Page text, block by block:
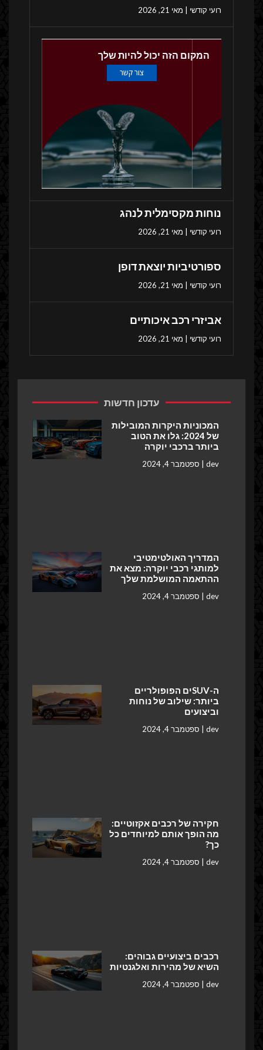
רועי קודשי מאי 21, 2026
המקום הזה יכול להיות שלך
צור קשר
נוחות מקסימלית לנהג
רועי קודשי מאי 21, 2026
ספורטיביות יוצאת דופן
רועי קודשי מאי 21, 2026
אביזרי רכב איכותיים
רועי קודשי מאי 21, 2026
עדכון חדשות
המכוניות היקרות המובילות
של 2024: גלו את הטוב
ביותר ברכבי יוקרה
dev ספטמבר 4, 2024
המדריך האולטימטיבי
למותגי רכבי יוקרה: מצא את
ההתאמה המושלמת שלך
dev ספטמבר 4, 2024
ה-SUVים הפופולריים
ביותר: שילוב של נוחות
וביצועים
dev ספטמבר 4, 2024
חקירה של רכבים אקזוטיים:
מה הופך אותם למיוחדים כל
כך?
dev ספטמבר 4, 2024
רכבים ביצועיים גבוהים:
השיא של מהירות ואלגנטיות
dev ספטמבר 4, 2024